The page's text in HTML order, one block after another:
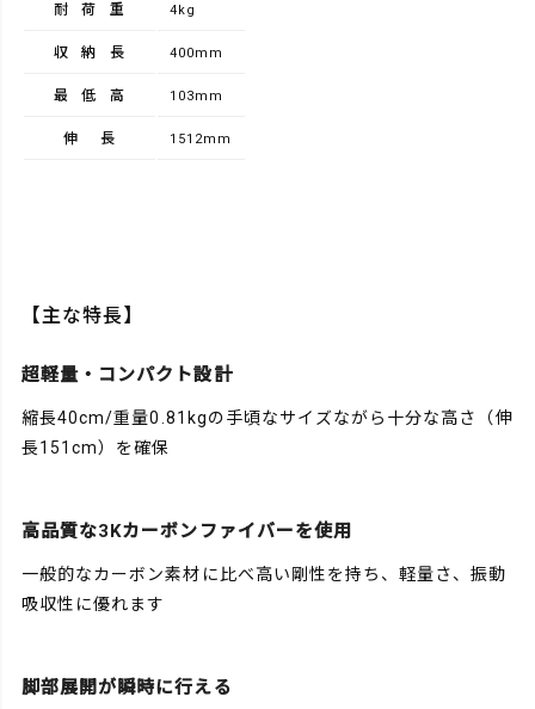
耐荷重 4kg
収納長 400mm
最低高 103mm
伸長 1512mm
【主な特長】
超軽量・コンパクト設計
縮長40cm/重量0.81kgの手頃なサイズながら十分な高さ（伸
長151cm）を確保
高品質な3Kカーボンファイバーを使用
一般的なカーボン素材に比べ高い剛性を持ち、軽量さ、振動
吸収性に優れます
脚部展開が瞬時に行える